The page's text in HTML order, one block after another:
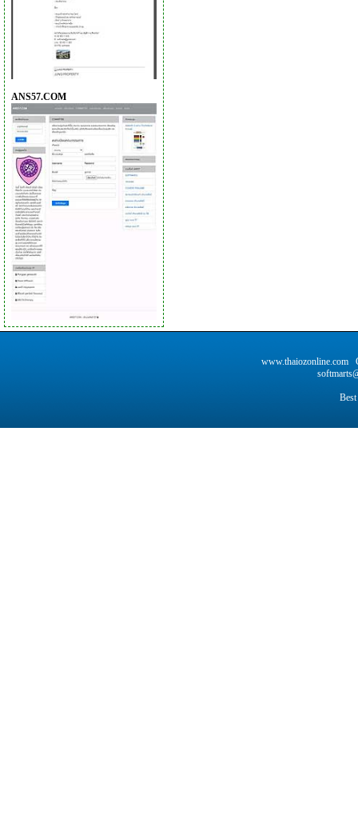
ANS57.COM
www.thaiozonline.com